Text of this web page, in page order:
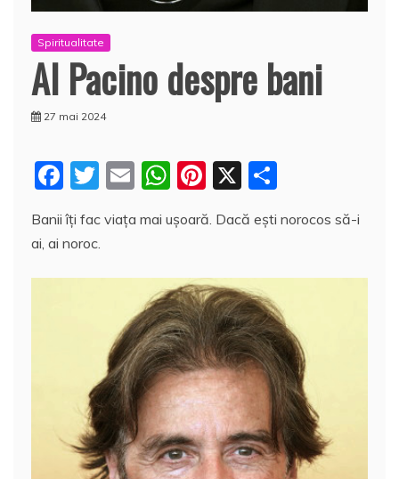
Spiritualitate
Al Pacino despre bani
27 mai 2024
F
c
e
b
T
itt
er
E
ai
W
at
A
p
p
Pi
er
st
X
rt
e
a
z
ă
Banii îţi fac viața mai ușoară. Dacă ești norocos să-i
ai, ai noroc.